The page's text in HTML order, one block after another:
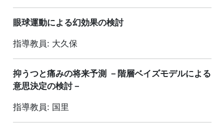
眼球運動による幻効果の検討
指導教員: 大久保
抑うつと痛みの将来予測 －階層ベイズモデルによる
意思決定の検討－
指導教員: 国里